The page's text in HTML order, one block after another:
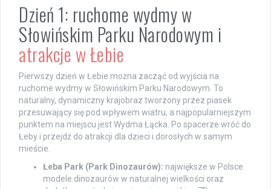
Dzień 1: ruchome wydmy w
Słowińskim Parku Narodowym i
atrakcje w Łebie
Pierwszy dzień w Łebie można zacząć od wyjścia na
ruchome wydmy w Słowińskim Parku Narodowym. To
naturalny, dynamiczny krajobraz tworzony przez piasek
przesuwający się pod wpływem wiatru, a najpopularniejszym
punktem na miejscu jest Wydma Łącka. Po spacerze wróć do
Łeby i przejdź do atrakcji dla dzieci i dorosłych w samym
mieście.
Łeba Park (Park Dinozaurów): największe w Polsce
modele dinozaurów w naturalnej wielkości oraz